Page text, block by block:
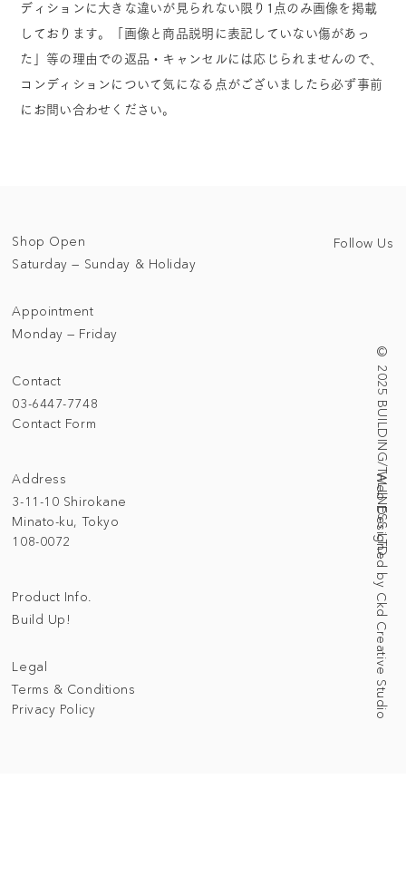
ディションに大きな違いが見られない限り1点のみ画像を掲載
しております。「画像と商品説明に表記していない傷があっ
た」等の理由での返品・キャンセルには応じられませんので、
コンディションについて気になる点がございましたら必ず事前
にお問い合わせください。
Address
3-11-10 Shirokane
Minato-ku, Tokyo
108-0072
© 2025 BUILDING/TALLNESS LTD.
Web Designed by Ckd Creative Studio
Contact
03-6447-7748
Contact Form
Shop Open
Saturday — Sunday & Holiday
Appointment
Monday — Friday
Legal
Terms & Conditions
Privacy Policy
Product Info.
Build Up!
Follow Us